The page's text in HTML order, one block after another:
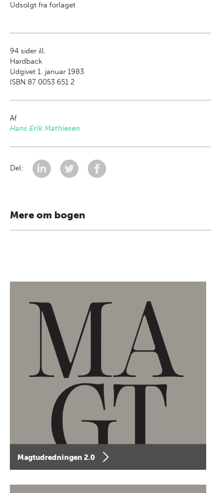
Udsolgt fra forlaget
94 sider ill.
Hardback
Udgivet 1. januar 1983
ISBN 87 0053 651 2
Af
Hans Erik Mathiesen
Del:
Mere om bogen
Magtudredningen 2.0